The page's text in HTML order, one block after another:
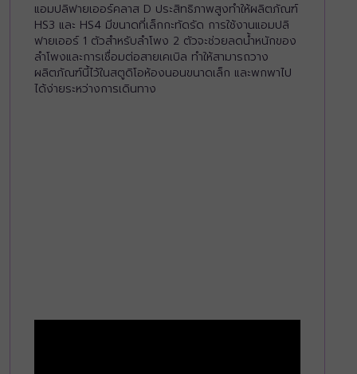
แอมปลิฟายเออร์คลาส D ประสิทธิภาพสูงทำให้ผลิตภัณฑ์
HS3 และ HS4 มีขนาดที่เล็กกะทัดรัด การใช้งานแอมปลิ
ฟายเออร์ 1 ตัวสำหรับลำโพง 2 ตัวจะช่วยลดน้ำหนักของ
ลำโพงและการเชื่อมต่อสายเคเบิล ทำให้สามารถวาง
ผลิตภัณฑ์นี้ไว้ในสตูดิโอห้องนอนขนาดเล็ก และพกพาไป
ได้ง่ายระหว่างการเดินทาง